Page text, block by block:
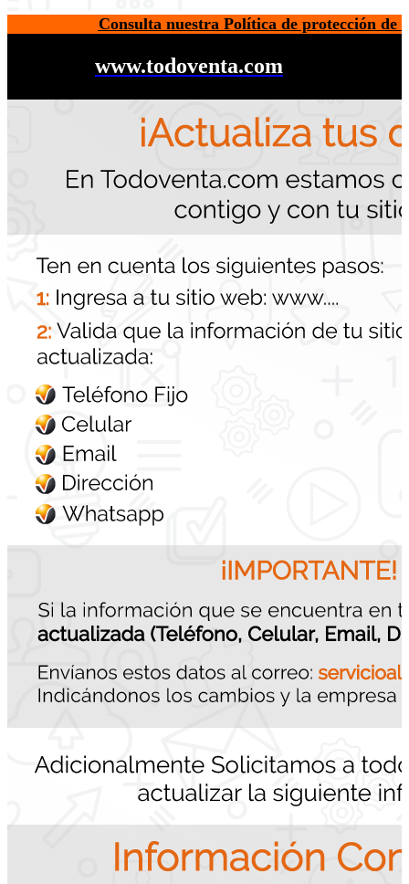
Consulta nuestra Política de protección de
www.todoventa.com